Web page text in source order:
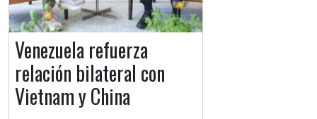
Venezuela refuerza
relación bilateral con
Vietnam y China